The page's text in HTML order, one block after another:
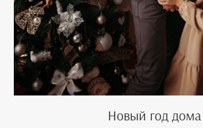
Новый год дома